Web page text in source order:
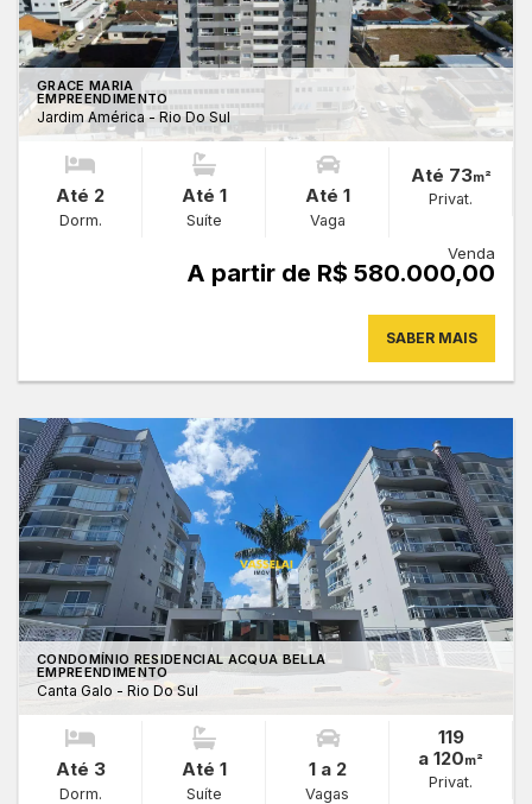
GRACE MARIA
EMPREENDIMENTO
Jardim América - Rio Do Sul
Até 2
Dorm.
Até 1
Suíte
Até 1
Vaga
Até 73m²
Privat.
Venda
A partir de R$ 580.000,00
SABER MAIS
CONDOMÍNIO RESIDENCIAL ACQUA BELLA
EMPREENDIMENTO
Canta Galo - Rio Do Sul
Até 3
Dorm.
Até 1
Suíte
1 a 2
Vagas
119
a 120m²
Privat.